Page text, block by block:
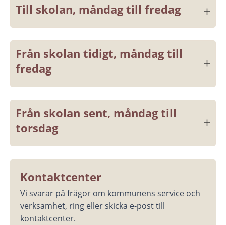
Till skolan, måndag till fredag
Från skolan tidigt, måndag till
fredag
Från skolan sent, måndag till
torsdag
Kontaktcenter
Vi svarar på frågor om kommunens service och
verksamhet, ring eller skicka e-post till
kontaktcenter.